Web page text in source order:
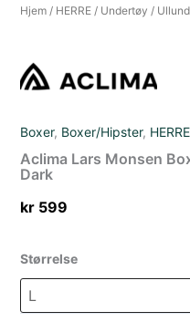
Hjem / HERRE / Undertøy /
Boxer, Boxer/Hipster, HERRE
Aclima Lars Monsen
Dark
kr 599
Størrelse